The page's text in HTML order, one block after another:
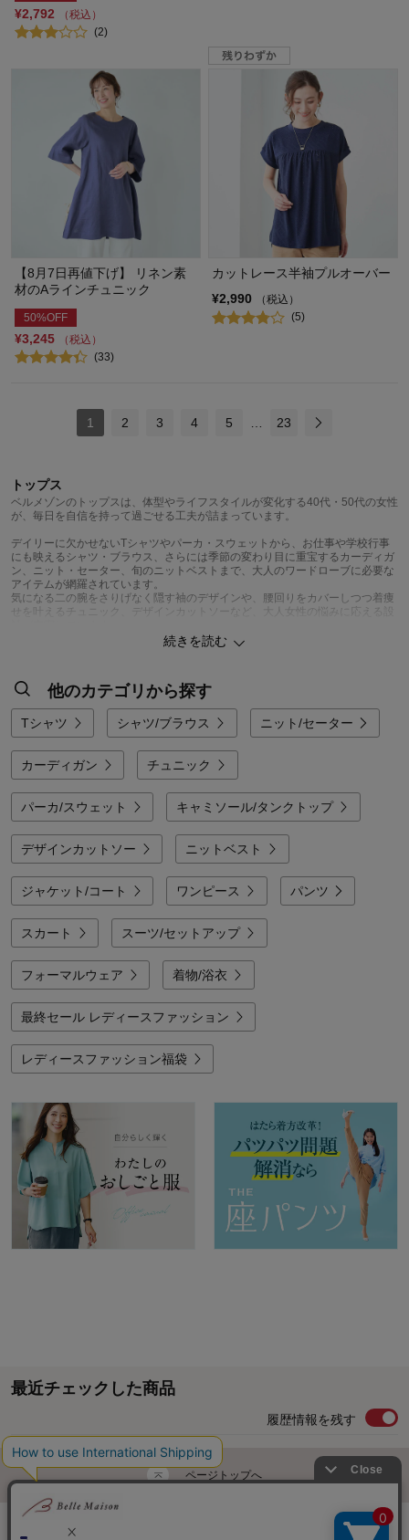
¥2,792
（税込）
(2)
【8月7日再値下げ】 リネン素
材のAラインチュニック
50%OFF
¥3,245
（税込）
(33)
カットレース半袖プルオーバー
¥2,990
（税込）
(5)
1 2 3 4 5 … 23
トップス
ベルメゾンのトップスは、体型やライフスタイルが変化する40代・50代の女性
が、毎日を自信を持って過ごせる工夫が詰まっています。
デイリーに欠かせないTシャツやパーカ・スウェットから、お仕事や学校行事
にも映えるシャツ・ブラウス、さらには季節の変わり目に重宝するカーディガ
ン、ニット・セーター、旬のニットベストまで、大人のワードローブに必要な
アイテムが網羅されています。
気になる二の腕をさりげなく隠す袖のデザインや、腰回りをカバーしつつ着痩
せを叶えるチュニック、デザインカットソーなど、大人女性の悩みに応える設
という画期的な機能を備えています。「ニットやカットソーを乾燥機にかける
と縮みや型崩れが心配」という常識を覆し、シワになりにくく、ふんわりとし
た風合いをキープしたまま仕上がるのが魅力。家事の時短を叶えつつ、常に清
潔でシワのない装いを保つことができます。
1枚で着てもサマになり、重ね着をすれば旬の表情が楽しめる。そんな「シン
プルだけど、どこか今っぽい」デザインに、乾燥機対応などの最先端の利便性
を加えたベルメゾンのトップスで、自分らしい大人の着こなしを賢く楽しんで
みませんか。
続きを読む
他のカテゴリから探す
Tシャツ シャツ/ブラウス ニット/セーター
カーディガン チュニック
パーカ/スウェット キャミソール/タンクトップ
デザインカットソー ニットベスト
ジャケット/コート ワンピース パンツ
スカート スーツ/セットアップ
フォーマルウェア 着物/浴衣
最終セール レディースファッション
レディースファッション福袋
最近チェックした商品
履歴情報を残す
ページトップへ
ご利用ガイド・お知らせ